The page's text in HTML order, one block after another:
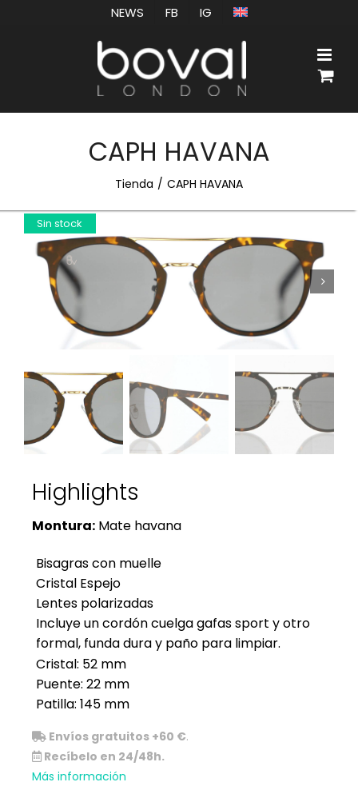
NEWS FB IG
CAPH HAVANA
Tienda CAPH HAVANA
Sin stock
Highlights
Montura:Mate havana
Bisagras con muelle
Cristal Espejo
Lentes polarizadas
Incluye un cordón cuelga gafas sport y otro
formal, funda dura y paño para limpiar.
Cristal: 52 mm
Puente: 22 mm
Patilla: 145 mm
Envíos gratuitos +60 €.
Recíbelo en 24/48h.
Más información